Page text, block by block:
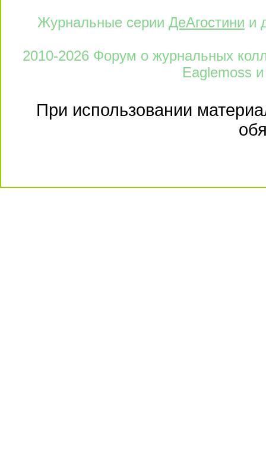
Журнальные серии ДеАгостини и
2010-2026 Форум о журнальных
Eaglemoss и
При использовании